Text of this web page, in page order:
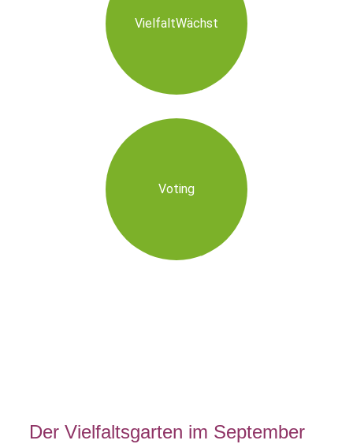
VielfaltWächst
Voting
Der Vielfaltsgarten im September